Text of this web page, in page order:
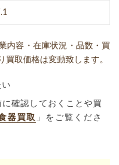
内容・在庫状況・品数・買
買取価格は変動致します。
確認しておくことや買
器買取 」をご覧くださ